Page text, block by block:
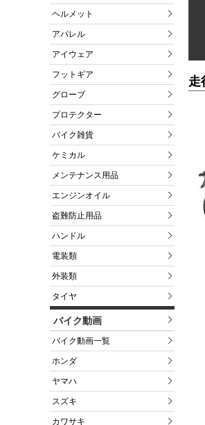
ヘルメット
アパレル
アイウェア
フットギア
グローブ
プロテクター
バイク雑貨
ケミカル
メンテナンス用品
エンジンオイル
盗難防止用品
ハンドル
電装類
外装類
タイヤ
バイク動画
バイク動画一覧
ホンダ
ヤマハ
スズキ
カワサキ
走